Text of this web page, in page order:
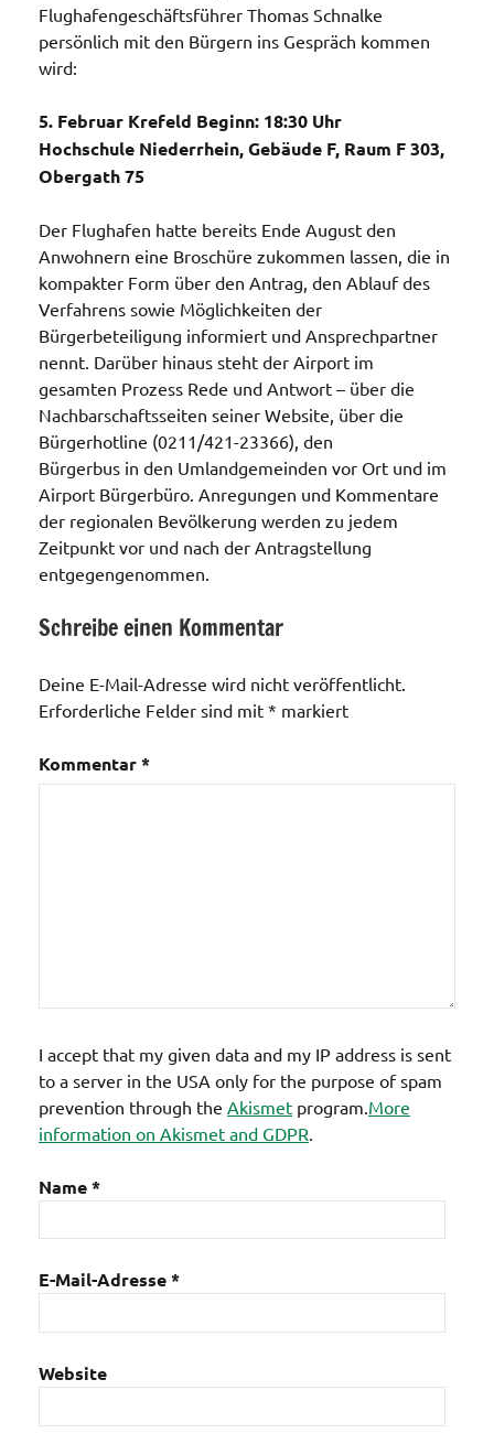
Flughafengeschäftsführer Thomas Schnalke
persönlich mit den Bürgern ins Gespräch kommen
wird:
5. Februar Krefeld Beginn: 18:30 Uhr
Hochschule Niederrhein, Gebäude F, Raum F 303,
Obergath 75
Der Flughafen hatte bereits Ende August den
Anwohnern eine Broschüre zukommen lassen, die in
kompakter Form über den Antrag, den Ablauf des
Verfahrens sowie Möglichkeiten der
Bürgerbeteiligung informiert und Ansprechpartner
nennt. Darüber hinaus steht der Airport im
gesamten Prozess Rede und Antwort – über die
Nachbarschaftsseiten seiner Website, über die
Bürgerhotline (0211/421-23366), den
Bürgerbus in den Umlandgemeinden vor Ort und im
Airport Bürgerbüro. Anregungen und Kommentare
der regionalen Bevölkerung werden zu jedem
Zeitpunkt vor und nach der Antragstellung
entgegengenommen.
Schreibe einen Kommentar
Deine E-Mail-Adresse wird nicht veröffentlicht.
Erforderliche Felder sind mit * markiert
Kommentar*
I accept that my given data and my IP address is sent
to a server in the USA only for the purpose of spam
prevention through the Akismet program. More
information on Akismet and GDPR
Name*
E-Mail-Adresse*
Website